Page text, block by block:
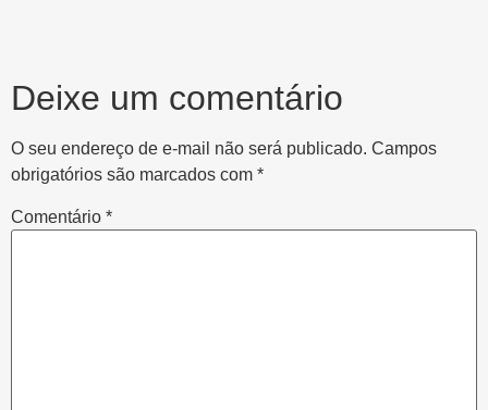
Deixe um comentário
O seu endereço de e-mail não será publicado. Campos
obrigatórios são marcados com *
Comentário *